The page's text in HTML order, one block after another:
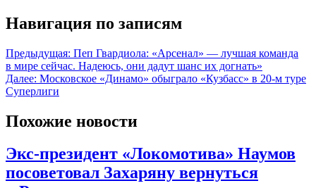
Навигация по записям
Предыдущая: Пеп Гвардиола: «Арсенал» — лучшая команда
в мире сейчас. Надеюсь, они дадут шанс их догнать»
Далее: Московское «Динамо» обыграло «Кузбасс» в 20-м туре
Суперлиги
Похожие новости
Экс-президент «Локомотива» Наумов
посоветовал Захаряну вернуться